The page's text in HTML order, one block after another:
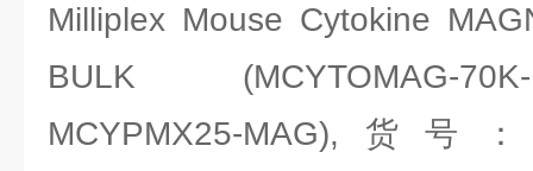
Milliplex Mouse Cytokine
BULK (MCYTOMAG-
MCYPMX25-MAG),货号